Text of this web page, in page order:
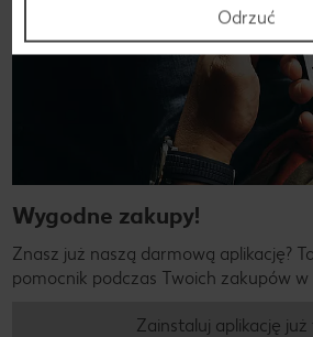
Wygodne zakupy!
Znasz już naszą darmową aplikację?
pomocnik podczas Twoich zakupów w
Zainstaluj aplikację już
Odrzuć